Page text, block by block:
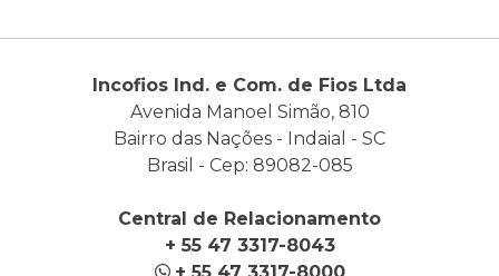
Incofios Ind. e Com. de Fios Ltda
Avenida Manoel Simão, 810
Bairro das Nações - Indaial - SC
Brasil - Cep: 89082-085
Central de Relacionamento
+ 55 47 3317-8043